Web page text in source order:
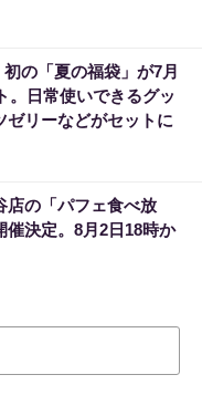
の「夏の福袋」が7月
。日常使いできるグッ
ゼリーなどがセットに
店の「パフェ食べ放
催決定。8月2日18時か